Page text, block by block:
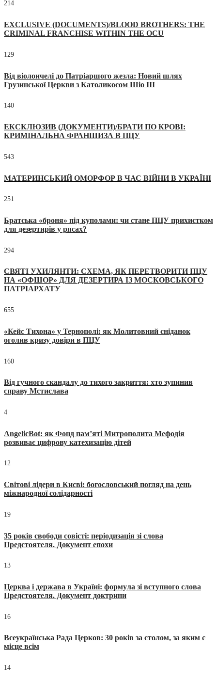
214
EXCLUSIVE (DOCUMENTS)/BLOOD BROTHERS: THE
CRIMINAL FRANCHISE WITHIN THE OCU
129
Від віолончелі до Патріаршого жезла: Новий шлях
Грузинської Церкви з Католикосом Шіо III
140
ЕКСКЛЮЗИВ (ДОКУМЕНТИ)/БРАТИ ПО КРОВІ:
КРИМІНАЛЬНА ФРАНШИЗА В ПЦУ
543
МАТЕРИНСЬКИЙ ОМОРФОР В ЧАС ВІЙНИ В УКРАЇНІ
251
Братська «броня» під куполами: чи стане ПЦУ прихистком
для дезертирів у рясах?
294
СВЯТІ УХИЛЯНТИ: СХЕМА, ЯК ПЕРЕТВОРИТИ ПЦУ
НА «ОФШОР» ДЛЯ ДЕЗЕРТИРА ІЗ МОСКОВСЬКОГО
ПАТРІАРХАТУ
655
«Кейс Тихона» у Тернополі: як Молитовний сніданок
оголив кризу довіри в ПЦУ
160
Від гучного скандалу до тихого закриття: хто зупинив
справу Мстислава
4
AngelicBot: як Фонд пам’яті Митрополита Мефодія
розвиває цифрову катехизацію дітей
12
Світові лідери в Києві: богословський погляд на день
міжнародної солідарності
19
35 років свободи совісті: періодизація зі слова
Предстоятеля. Документ епохи
13
Церква і держава в Україні: формула зі вступного слова
Предстоятеля. Документ доктрини
16
Всеукраїнська Рада Церков: 30 років за столом, за яким є
місце всім
14